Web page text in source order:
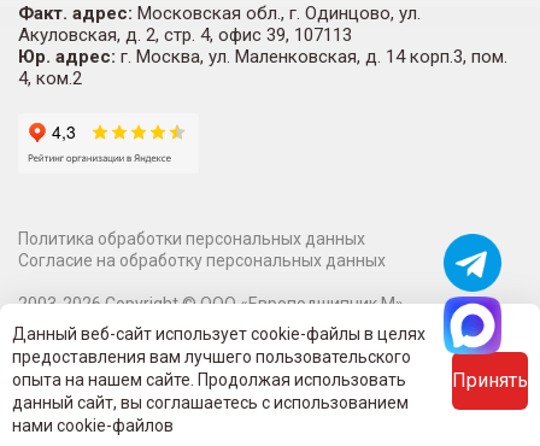
Факт. адрес: Московская обл., г. Одинцово, ул.
Акуловская, д. 2, стр. 4, офис 39, 107113
Юр. адрес: г. Москва, ул. Маленковская, д. 14 корп.3, пом.
4, ком.2
Политика обработки персональных данных
Согласие на обработку персональных данных
2003-2026Copyright ©ООО «Европодшипник М»
Информация на сайте о технических характеристиках,
наличии на складе, стоимости и изображениях товаров не
является публичной офертой.
Вся информация на сайте - собственность интернет-магазина
Evropodshipnikm.ru.
Все права защищены.
Данный веб-сайт использует cookie-файлы в целях
предоставления вам лучшего пользовательского
опыта на нашем сайте. Продолжая использовать
данный сайт, вы соглашаетесь с использованием
нами cookie-файлов
Принять